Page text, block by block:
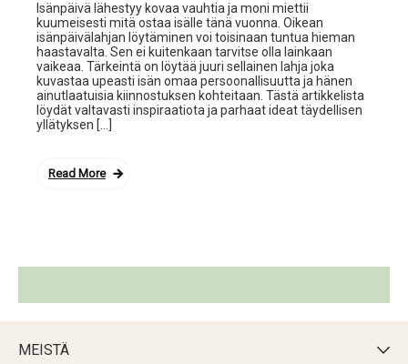
Isänpäivä lähestyy kovaa vauhtia ja moni miettii
kuumeisesti mitä ostaa isälle tänä vuonna. Oikean
isänpäivälahjan löytäminen voi toisinaan tuntua hieman
haastavalta. Sen ei kuitenkaan tarvitse olla lainkaan
vaikeaa. Tärkeintä on löytää juuri sellainen lahja joka
kuvastaa upeasti isän omaa persoonallisuutta ja hänen
ainutlaatuisia kiinnostuksen kohteitaan. Tästä artikkelista
löydät valtavasti inspiraatiota ja parhaat ideat täydellisen
yllätyksen […]
Read More
MEISTÄ 